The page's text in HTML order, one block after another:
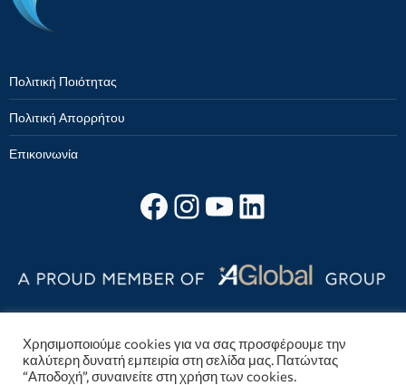
Πολιτική Ποιότητας
Πολιτική Απορρήτου
Επικοινωνία
Follow on facebook
Instagram
YouTube
Linkedin
Χρησιμοποιούμε cookies για να σας προσφέρουμε την
καλύτερη δυνατή εμπειρία στη σελίδα μας. Πατώντας
“Αποδοχή”, συναινείτε στη χρήση των cookies.